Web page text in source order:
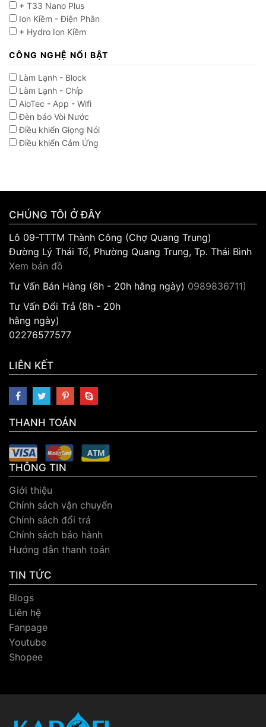
+ T33 Nano Plus
Ion Kiềm - Điện Phân
+ Hydro Ion Kiềm
CÔNG NGHỆ NỔI BẬT
Làm Lạnh - Block
Làm Lạnh - Chíp
AioTec - App - Wifi
Đèn báo Vòi Nước
Điều khiển Giọng Nói
Điều khiển Cảm Ứng
CHÚNG TÔI Ở ĐÂY
Lô 09-TTTM Thành Công (Chợ Quang Trung)
Đường Lý Thái Tổ, Phường Quang Trung, Tp. Thái Bình
Xem bản đồ
Tư Vấn Bán Hàng (8h - 20h hằng ngày) 0989836711)
Tư Vấn Đổi Trả (8h - 20h
hằng ngày)
02276577577
LIÊN KẾT
THANH TOÁN
THÔNG TIN
Giới thiệu
Chính sách vận chuyển
Chính sách đổi trả
Chính sách bảo hành
Hướng dẫn thanh toán
TIN TỨC
Blogs
Liên hệ
Fanpage
Youtube
Shopee